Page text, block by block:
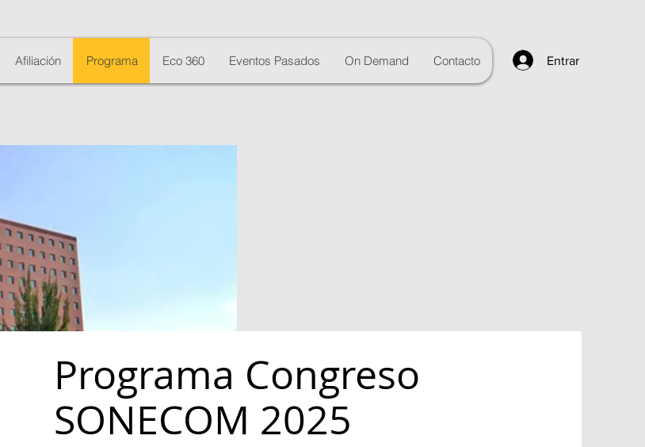
Afiliación Programa Eco 360 Eventos Pasados On Demand Contacto Entrar
Programa Congreso
SONECOM 2025